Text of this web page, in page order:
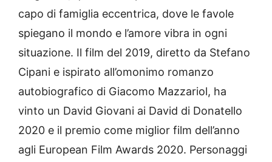
capo di famiglia eccentrica, dove le favole
spiegano il mondo e l’amore vibra in ogni
situazione. Il film del 2019, diretto da Stefano
Cipani e ispirato all’omonimo romanzo
autobiografico di Giacomo Mazzariol, ha
vinto un David Giovani ai David di Donatello
2020 e il premio come miglior film dell’anno
agli European Film Awards 2020. Personaggi